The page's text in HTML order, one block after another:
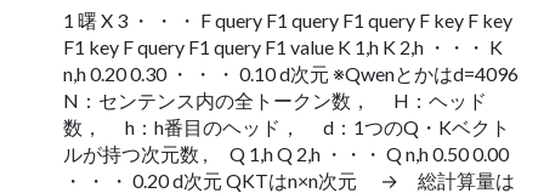
1 曙 X 3 ・ ・ ・ F query F1 query F1 query F key F key
F1 key F query F1 query F1 value K 1,h K 2,h ・・・ K
n,h 0.20 0.30 ・ ・ ・ 0.10 d次元 ※Qwenとかはd=4096
N：センテンス内の全トークン数， H：ヘッド
数， h：h番目のヘッド， d：1つのQ・Kベクト
ルが持つ次元数 , Q 1,h Q 2,h ・・・ Q n,h 0.50 0.00
・ ・ ・ 0.20 d次元 QKTはn×n次元 → 総計算量は